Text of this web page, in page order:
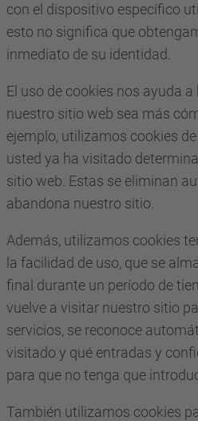
con el dispositivo específico
esto no significa que
inmediato de su identidad.
El uso de cookies nos ayuda
nuestro sitio web sea más
ejemplo, utilizamos cookies
usted ya ha visitado
sitio web. Estas se eliminan
abandona nuestro sitio.
Además, utilizamos cookies
la facilidad de uso, que se
final durante un período de
vuelve a visitar nuestro sitio
servicios, se reconoce
visitado y qué entradas y
para que no tenga que
También utilizamos cookies